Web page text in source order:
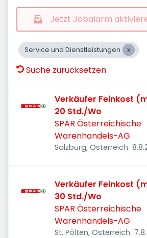
Jetzt Jobalarm
Service und Dienstleistungen
Suche zurücksetzen
Verkäufer Feinkost
20 Std./Wo
SPAR Österreichische
Warenhandels-AG
Salzburg, Österreich
Verkäufer Feinkost
30 Std./Wo
SPAR Österreichische
Warenhandels-AG
St. Pölten, Österreich